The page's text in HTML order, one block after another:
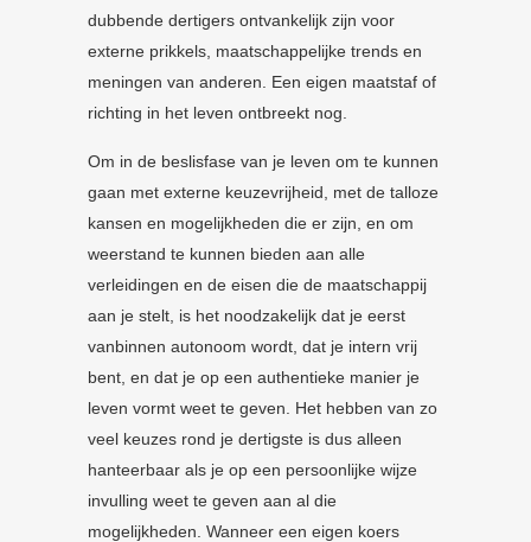
dubbende dertigers ontvankelijk zijn voor
externe prikkels, maatschappelijke trends en
meningen van anderen. Een eigen maatstaf of
richting in het leven ontbreekt nog.
Om in de beslisfase van je leven om te kunnen
gaan met externe keuzevrijheid, met de talloze
kansen en mogelijkheden die er zijn, en om
weerstand te kunnen bieden aan alle
verleidingen en de eisen die de maatschappij
aan je stelt, is het noodzakelijk dat je eerst
vanbinnen autonoom wordt, dat je intern vrij
bent, en dat je op een authentieke manier je
leven vormt weet te geven. Het hebben van zo
veel keuzes rond je dertigste is dus alleen
hanteerbaar als je op een persoonlijke wijze
invulling weet te geven aan al die
mogelijkheden. Wanneer een eigen koers